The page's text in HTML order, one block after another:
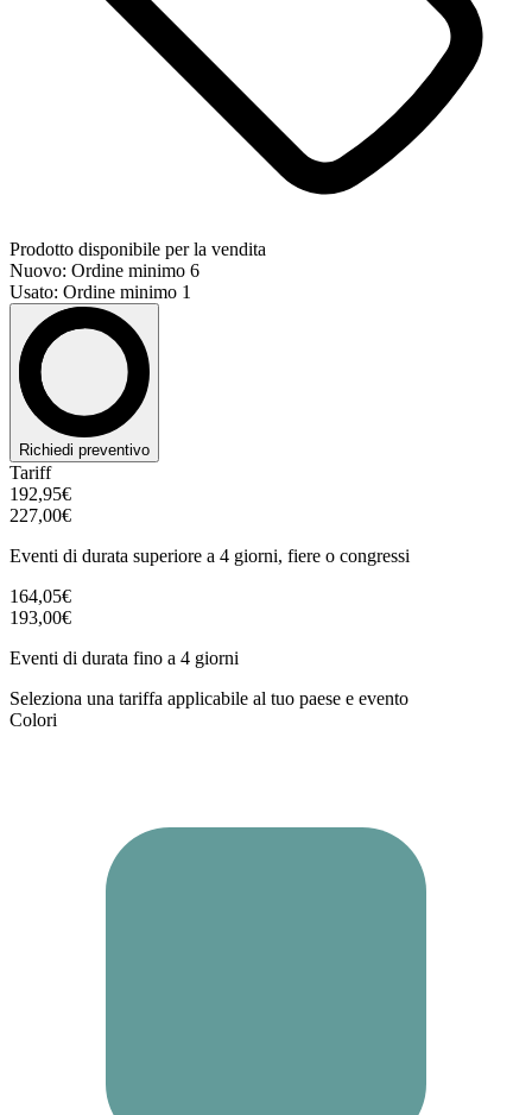
Prodotto disponibile per la vendita
Nuovo: Ordine minimo 6
Usato: Ordine minimo 1
Richiedi preventivo
Tariff
192,95€
227,00€
Eventi di durata superiore a 4 giorni, fiere o congressi
164,05€
193,00€
Eventi di durata fino a 4 giorni
Seleziona una tariffa applicabile al tuo paese e evento
Colori